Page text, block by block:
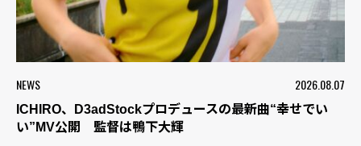
NEWS 2026.08.07
ICHIRO、D3adStockプロデュースの最新曲“幸せでい
い”MV公開 監督は鴨下大輝